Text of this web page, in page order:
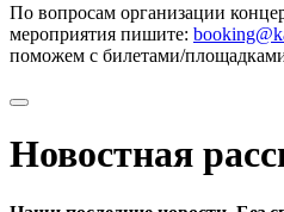
По вопросам организации
мероприятия пишите:
поможем с билетами/
Новостная